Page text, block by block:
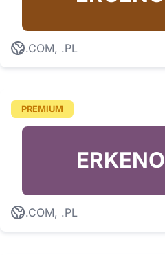
.COM, .PL
PREMIUM
ERKENO
.COM, .PL